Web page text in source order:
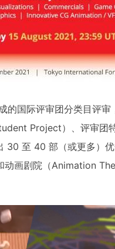
的国际评审团分类目评
Project）、评审团
30 至 40 部（或更多）
画剧院（Animation